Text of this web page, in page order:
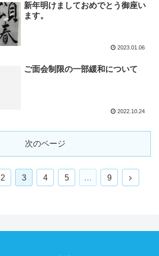
新年明けましておめでとう御座い
ます。
2023.01.06
ご面会制限の一部緩和について
2022.10.24
次のページ
2 3 4 5 … 9
次